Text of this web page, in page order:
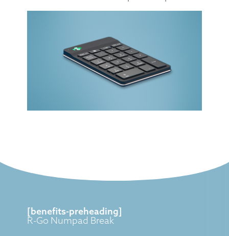
[benefits-preheading]
R-Go Numpad Break